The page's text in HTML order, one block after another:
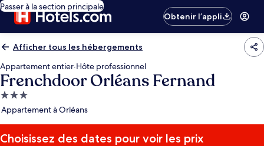
Passer à la section principale
Obtenir l’appli
Afficher tous les hébergements
Appartement entier·Hôte professionnel
Frenchdoor Orléans Fernand
Hébergement
3.0 étoiles
Appartement à Orléans
Choisissez des dates pour voir les prix